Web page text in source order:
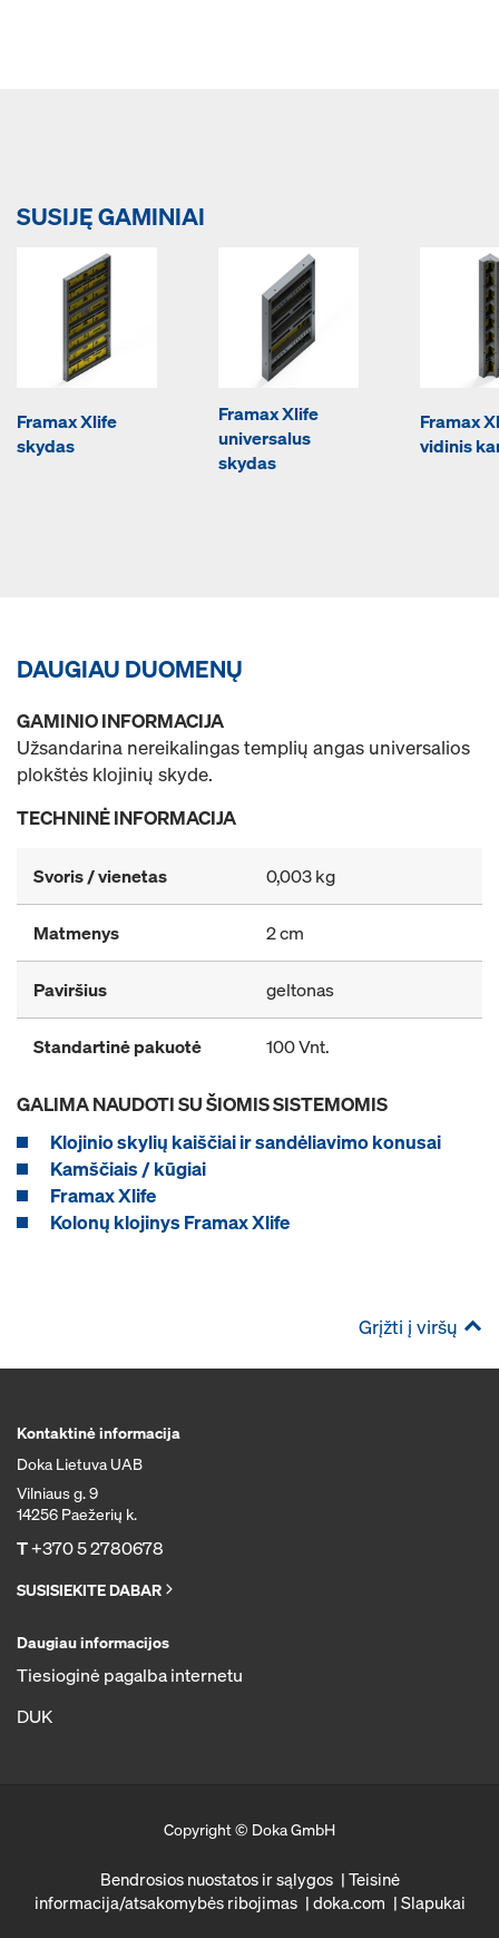
SUSIJĘ GAMINIAI
Framax Xlife
skydas
Framax Xlife
universalus
skydas
Framax
vidinis
DAUGIAU DUOMENŲ
GAMINIO INFORMACIJA
Užsandarina nereikalingas templių angas universalios
plokštės klojinių skyde.
TECHNINĖ INFORMACIJA
Svoris / vienetas 0,003 kg
Matmenys 2 cm
Paviršius geltonas
Standartinė pakuotė 100 Vnt.
GALIMA NAUDOTI SU ŠIOMIS SISTEMOMIS
Klojinio skylių kaiščiai ir sandėliavimo konusai
Kamščiais / kūgiai
Framax Xlife
Kolonų klojinys Framax Xlife
Grįžti į viršų
Kontaktinė informacija
Doka Lietuva UAB
Vilniaus g. 9
14256 Paežerių k.
T+370 5 2780678
SUSISIEKITE DABAR
Daugiau informacijos
Tiesioginė pagalba internetu
DUK
Copyright © Doka GmbH
Bendrosios nuostatos ir sąlygos
Teisinė
informacija/atsakomybės ribojimas
doka.com Slapukai